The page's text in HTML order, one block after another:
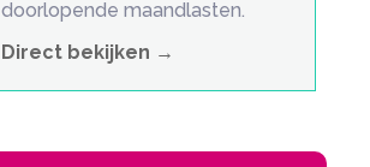
doorlopende maandlasten.
Direct bekijken →